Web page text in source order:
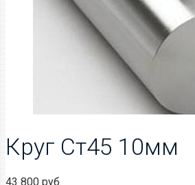
Круг Ст45 10мм
43 800 руб.